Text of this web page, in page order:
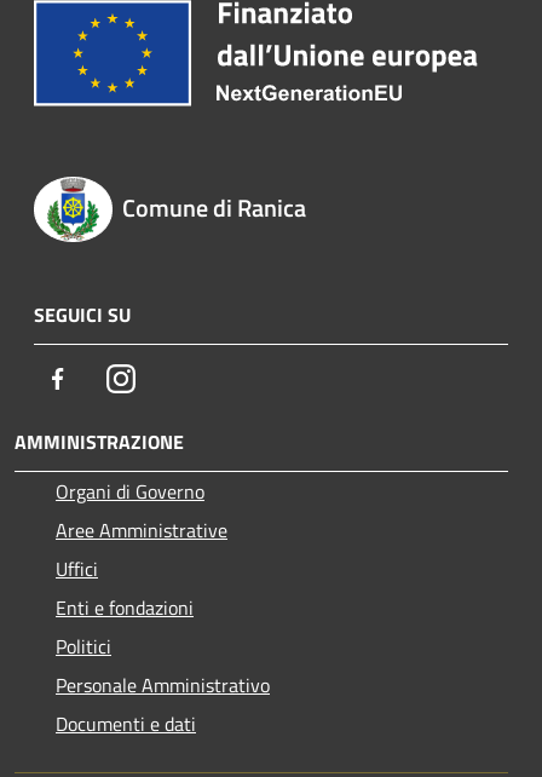
Comune di Ranica
SEGUICI SU
FacebookInstagram
AMMINISTRAZIONE
Organi di Governo
Aree Amministrative
Uffici
Enti e fondazioni
Politici
Personale Amministrativo
Documenti e dati